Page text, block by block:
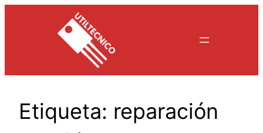
Etiqueta: reparación